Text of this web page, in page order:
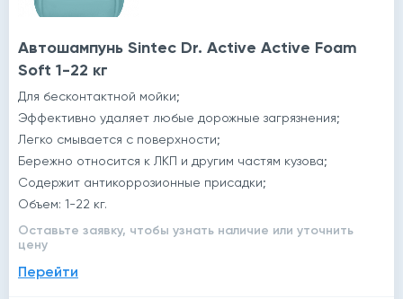
Автошампунь Sintec Dr. Active Active Foam
Soft 1-22 кг
Для бесконтактной мойки;
Эффективно удаляет любые дорожные загрязнения;
Легко смывается с поверхности;
Бережно относится к ЛКП и другим частям кузова;
Содержит антикоррозионные присадки;
Объем: 1-22 кг.
Оставьте заявку, чтобы узнать наличие или уточнить
цену
Перейти